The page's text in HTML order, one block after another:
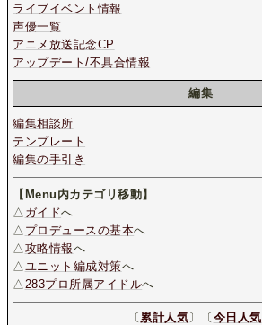
ライブイベント情報
声優一覧
アニメ放送記念CP
アップデート/不具合情報
編集
編集相談所
テンプレート
編集の手引き
【Menu内カテゴリ移動】
△ ガイドへ
△ プロデュースの基本へ
△ 攻略情報へ
△ ユニット編成対策へ
△ 283プロ所属アイドルへ
〔累計人気〕〔今日人気